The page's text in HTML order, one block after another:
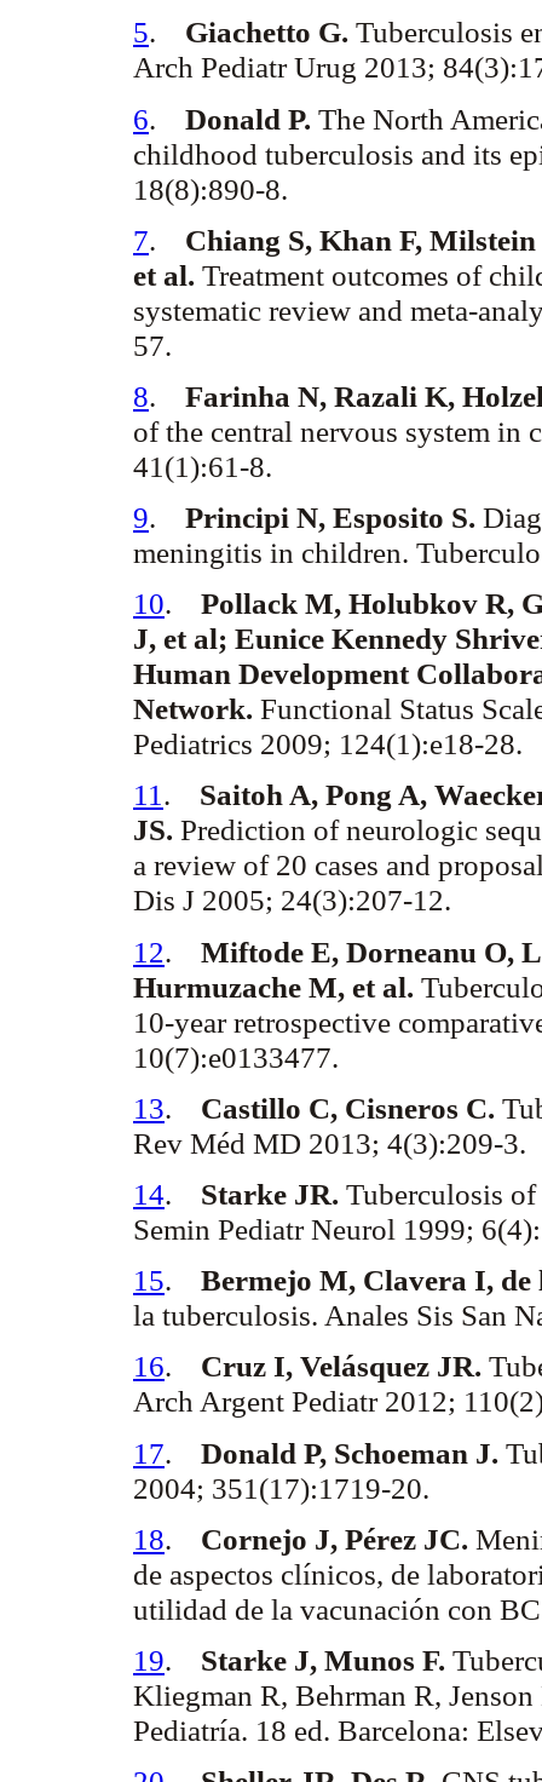
5. Giachetto G. Tuberculosis
Arch Pediatr Urug 2013;
6. Donald P. The North
childhood tuberculosis and its
18(8):890-8.
7. Chiang S, Khan F,
et al. Treatment outcomes of
systematic review and meta-
57.
8. Farinha N, Razali K,
of the central nervous system in
41(1):61-8.
9. Principi N, Esposito S.
meningitis in children.
10. Pollack M, Holubkov R,
J, et al; Eunice Kennedy
Human Development
Network. Functional Status
Pediatrics 2009; 124(1):e18-28.
11 . Saitoh A, Pong A,
JS. Prediction of neurologic
a review of 20 cases and
Dis J 2005; 24(3):207-12.
12. Miftode E, Dorneanu O,
Hurmuzache M, et al.
10-year retrospective
10(7):e0133477.
13. Castillo C, Cisneros C.
Rev Méd MD 2013; 4(3):209-3.
14. Starke JR. Tuberculosis
Semin Pediatr Neurol 1999;
15. Bermejo M, Clavera I,
la tuberculosis. Anales Sis San
16. Cruz I, Velásquez JR.
Arch Argent Pediatr2012;
17. Donald P, Schoeman J.
2004; 351(17):1719-20.
18. Cornejo J, Pérez JC.
de aspectos clínicos, de
utilidad de la vacunación con
19. Starke J, Munos F.
Kliegman R, Behrman R, Jenson
Pediatría. 18 ed. Barcelona: